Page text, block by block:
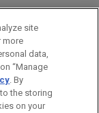
business of
to
of
site
more
data,
“Manage
. By
the storing
on your